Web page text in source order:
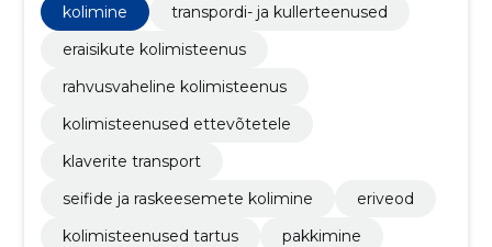
kolimine
transpordi- ja kullerteenused
eraisikute kolimisteenus
rahvusvaheline kolimisteenus
kolimisteenused ettevõtetele
klaverite transport
seifide ja raskeesemete kolimine
eriveod
kolimisteenused tartus
pakkimine